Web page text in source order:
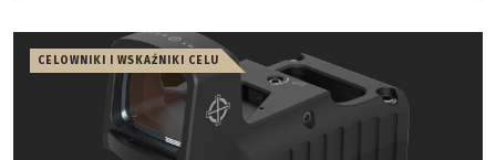
CELOWNIKI I WSKAŹNIKI CELU